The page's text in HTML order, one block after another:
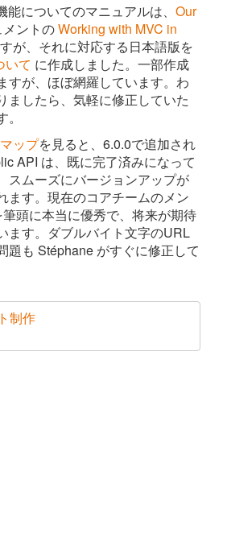
についてのマニュアルは、 Our
ントのWorking with MVC in
が、それに対応する日本語版を
いて に作成しました。一部作成
すが、ほぼ網羅しています。わ
ましたら、気軽に修正していた
ップを見ると、6.0.0で追加され
API は、既に完了済みになって
スムーズにバージョンアップが
ます。現在のコアチームのメン
頭に本当に優秀で、将来が期待
ます。ダブルバイト文字のURL
題も Stéphane がすぐに修正して
制作